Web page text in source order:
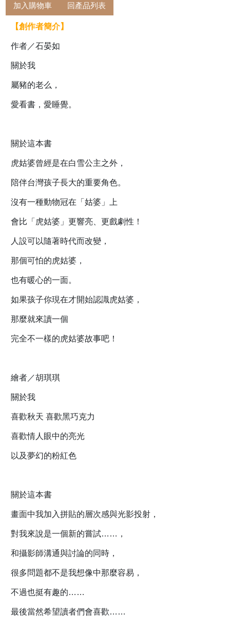
加入購物車 回產品列表
【創作者簡介】
作者／石晏如
關於我
屬豬的老么，
愛看書，愛睡覺。
關於這本書
虎姑婆曾經是在白雪公主之外，
陪伴台灣孩子長大的重要角色。
沒有一種動物冠在「姑婆」上
會比「虎姑婆」更響亮、更戲劇性！
人設可以隨著時代而改變，
那個可怕的虎姑婆，
也有暖心的一面。
如果孩子你現在才開始認識虎姑婆，
那麼就來讀一個
完全不一樣的虎姑婆故事吧！
繪者／胡琪琪
關於我
喜歡秋天 喜歡黑巧克力
喜歡情人眼中的亮光
以及夢幻的粉紅色
關於這本書
畫面中我加入拼貼的層次感與光影投射，
對我來說是一個新的嘗試……，
和攝影師溝通與討論的同時，
很多問題都不是我想像中那麼容易，
不過也挺有趣的……
最後當然希望讀者們會喜歡……